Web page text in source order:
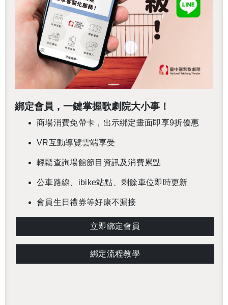
綁定會員，一鍵掌握歌劇院大小事！
商場消費免帶卡，出示綁定畫面即享9折優惠
VR互動導覽雲端享受
輕鬆查詢場館節目資訊及消費累點
公車路線、ibike站點、剩餘車位即時更新
會員生日禮券等好康不漏接
立即綁定會員
綁定流程教學